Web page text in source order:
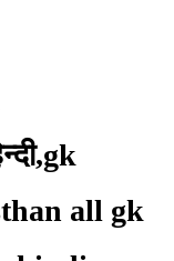
all gk